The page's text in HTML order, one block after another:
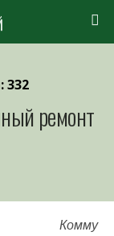
332
ремонт
Комму